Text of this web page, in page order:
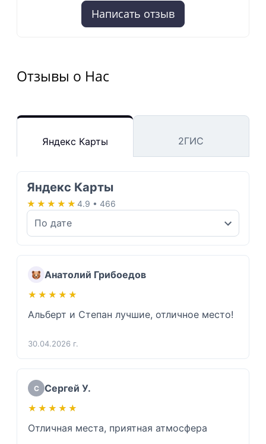
Написать отзыв
Отзывы о Нас
Яндекс Карты 2ГИС
Яндекс Карты
★★★★★
★★★★★ 4.9 • 466
Анатолий Грибоедов
★★★★★
★★★★★
Альберт и Степан лучшие, отличное место!
30.04.2026 г.
С Сергей У.
★★★★★
★★★★★
Отличная места, приятная атмосфера